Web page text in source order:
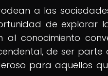
a las
de explorar
conocimiento
de ser parte
para aquellos